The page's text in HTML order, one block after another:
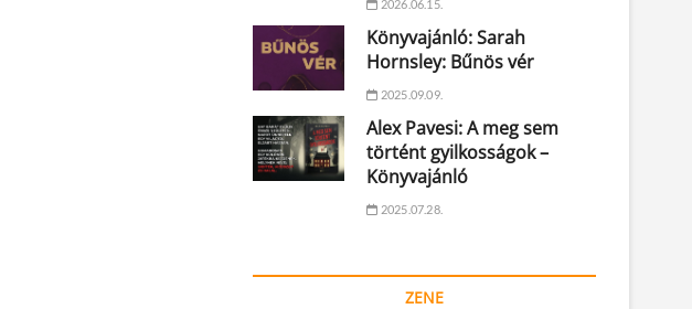
2026.06.15.
Könyvajánló: Sarah
Hornsley: Bűnös vér
2025.09.09.
Alex Pavesi: A meg sem
történt gyilkosságok –
Könyvajánló
2025.07.28.
ZENE